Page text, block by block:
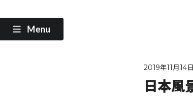
Menu
2019年11月14日
日本風